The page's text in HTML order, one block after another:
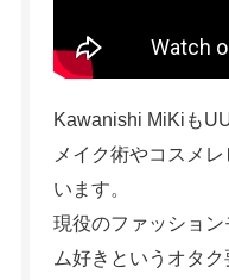
Kawanishi MiKiも
メイク術やコスメ
います。
現役のファッショ
ム好きというオタ